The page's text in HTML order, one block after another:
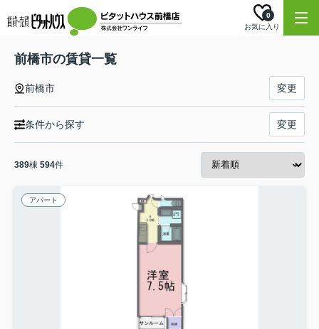
お気に入り
0
前橋市の賃貸一覧
前橋市 変更
条件から探す 変更
389棟 594件
アパート